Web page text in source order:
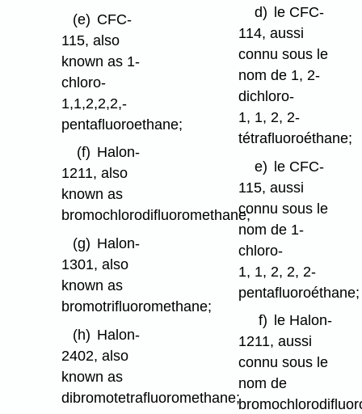
(e) CFC-
115, also
known as 1-
chloro-
1,1,2,2,2,-
pentafluoroethane;
(f) Halon-
1211, also
known as
bromochlorodifluoromethane;
(g) Halon-
1301, also
known as
bromotrifluoromethane;
(h) Halon-
2402, also
known as
dibromotetrafluoromethane;
d) le CFC-
114, aussi
connu sous le
nom de 1, 2-
dichloro-
1, 1, 2, 2-
tétrafluoroéthane;
e) le CFC-
115, aussi
connu sous le
nom de 1-
chloro-
1, 1, 2, 2, 2-
pentafluoroéthane;
f)
le Halon-
1211, aussi
connu sous le
nom de